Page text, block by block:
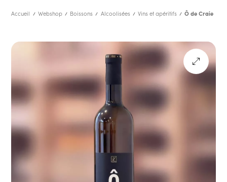
Accueil Webshop Boissons Alcoolisées Vins et apéritifs Ô de Craie